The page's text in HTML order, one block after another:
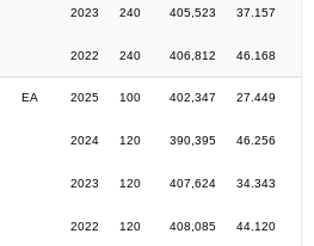
2023
2022
240
240
405,523
406,812
37.157
46.168
EA 2025
2024
2023
2022
100
120
120
120
402,347
390,395
407,624
408,085
27.449
46.256
34.343
44.120